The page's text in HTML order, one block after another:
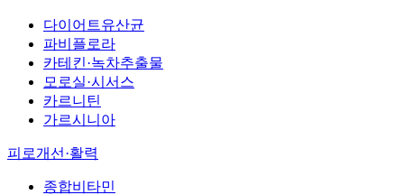
다이어트유산균
파비플로라
카테킨·녹차추출물
모로실·시서스
카르니틴
가르시니아
피로개선·활력
종합비타민